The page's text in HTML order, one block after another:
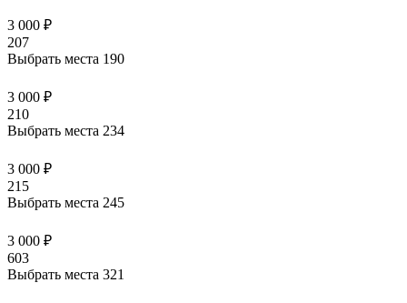
3 000 ₽
207
Выбрать места 190
3 000 ₽
210
Выбрать места 234
3 000 ₽
215
Выбрать места 245
3 000 ₽
603
Выбрать места 321